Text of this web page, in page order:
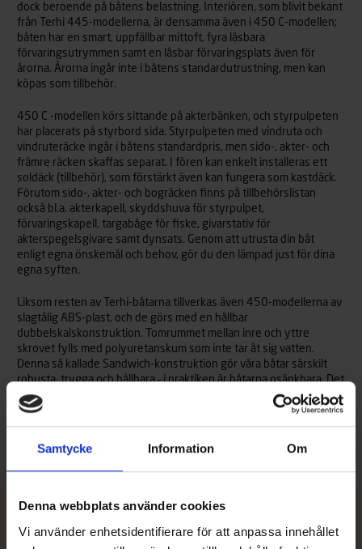
Samtycke Information Om
Denna webbplats använder cookies
Vi använder enhetsidentifierare för att anpassa innehållet
dock beroende på båtens belastning. Interiören, som blivit bekant
från Terhi 445-modellerna, är densamma även i 450 C-modellen;
båten har en smart, uppfällbar mittoft, fyra låsbara
förvaringsutrymmen samt en låsbar förvaringsplats även för
årorna. Årorna ingår inte i båtens standardutrustning, men kan
köpas som tillbehör.
450 C -modellen körs sittande på akterbänken, och styrpulpeten
har placerats på styrbord sida. Styrpulpeten med vindruta och
vindruteräcke ingår i båtens standardpris, men sido-, akter- och
främre räcken skaffas separat. I fören kan enkelt installeras ett
soldäck (tillbehör), som förstärkt även kan fungera som kastdäck.
Förutom sido-, akter- och bogräcken finns på tillbehörslistan
också bl.a. akterkapell, skyddshuva för styrpulpet,
förvaringskapell, targabåge för fiske, givarstativ för
akterspegelsgivare samt dynsats. Genom att utrusta din båt
enligt egna önskemål och behov, gör du den lämpad just för dina
egna syften.
Liksom resten av Terhi-båtarna tillverkas även 450-modellerna av
slagtålig ABS-plast, och de görs med en hållbar
dubbelskalskonstruktion. Tomrummet mellan inre och yttre
skrovet fylls med polyuretanskum som inte tar åt sig vatten.
Denna så kallade Sandwich-konstruktion gör våra båtar särskilt
robusta, trygga och hållbara – i praktiken är båtarna osänkbara. Det
stelnade polyuretanskummet fungerar som flytkropp samtidigt
som det hjälper till att dämpa skrovburna ljud.